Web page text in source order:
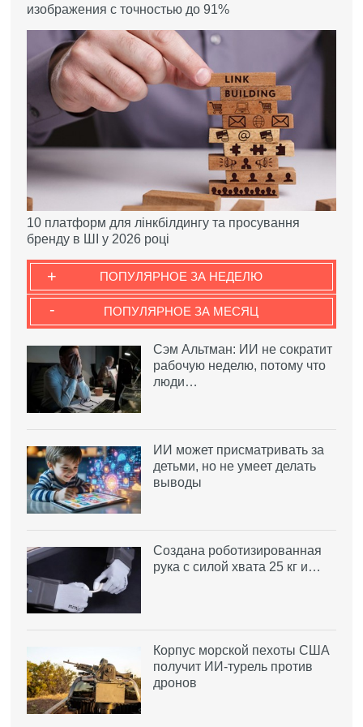
изображения с точностью до 91%
10 платформ для лінкбілдингу та просування
бренду в ШІ у 2026 році
ПОПУЛЯРНОЕ ЗА НЕДЕЛЮ
+
ПОПУЛЯРНОЕ ЗА МЕСЯЦ
-
Сэм Альтман: ИИ не сократит
рабочую неделю, потому что
люди…
ИИ может присматривать за
детьми, но не умеет делать
выводы
Создана роботизированная
рука с силой хвата 25 кг и…
Корпус морской пехоты США
получит ИИ-турель против
дронов